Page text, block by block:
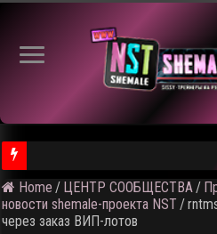
⚠️ Результаты голосования и
Home / ЦЕНТР СООБЩЕСТВА /
новости shemale-проекта NST /
через заказ ВИП-лотов